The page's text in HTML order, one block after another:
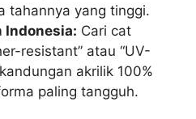
tahannya yang tinggi.
Indonesia: Cari cat
resistant” atau “UV-
akrilik 100%
paling tangguh.